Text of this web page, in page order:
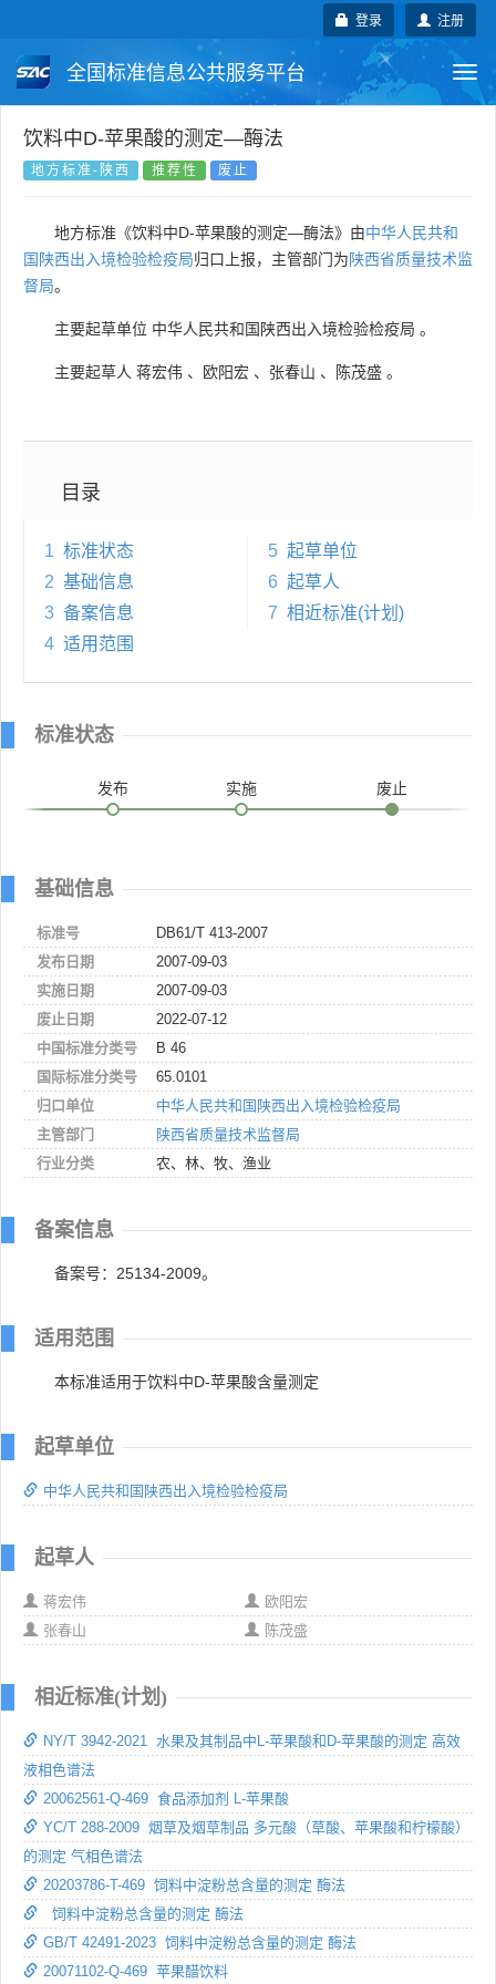
注册
登录
全国标准信息公共服务平台
国家标准 行业标准
国外标准 技术委员会
饮料中D-苹果酸的测定—酶法
地方标准-陕西 推荐性 废止
地方标准《饮料中D-苹果酸的测定—酶法》由中华人民共和
国陕西出入境检验检疫局归口上报，主管部门为陕西省质量技术监
督局。
主要起草单位 中华人民共和国陕西出入境检验检疫局 。
主要起草人 蒋宏伟 、 欧阳宏 、 张春山 、 陈茂盛 。
目录
1 标准状态
2 基础信息
3 备案信息
4 适用范围
5 起草单位
6 起草人
7 相近标准(计划)
标准状态
发布 实施 废止
基础信息
标准号
DB61/T 413-2007
发布日期
2007-09-03
实施日期
2007-09-03
废止日期
2022-07-12
中国标准分类号
B 46
国际标准分类号
65.0101
归口单位
中华人民共和国陕西出入境检验检疫局
主管部门
陕西省质量技术监督局
行业分类
农、林、牧、渔业
备案信息
备案号：25134-2009。
适用范围
本标准适用于饮料中D-苹果酸含量测定
起草单位
中华人民共和国陕西出入境检验检疫局
起草人
蒋宏伟
欧阳宏
张春山
陈茂盛
相近标准(计划)
NY/T 3942-2021 水果及其制品中L-苹果酸和D-苹果酸的测定 高效
液相色谱法
20062561-Q-469 食品添加剂 L-苹果酸
YC/T 288-2009 烟草及烟草制品 多元酸（草酸、苹果酸和柠檬酸）
的测定 气相色谱法
20203786-T-469 饲料中淀粉总含量的测定 酶法
饲料中淀粉总含量的测定 酶法
GB/T 42491-2023 饲料中淀粉总含量的测定 酶法
20071102-Q-469 苹果醋饮料